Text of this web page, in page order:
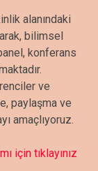
alanındaki
bilimsel
konferans
ve
paylaşma ve
amaçlıyoruz.
için tıklayınız